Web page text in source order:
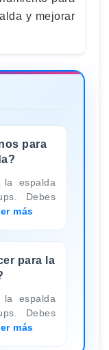
y mejorar
para
la espalda
Debes
más
para la
la espalda
Debes
más